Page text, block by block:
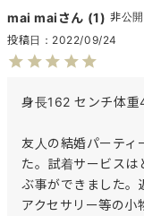
mai mai 1
非公開
投稿日
2022/09/24
身長162 センチ体重
友人の結婚パーティ
た。試着サービスは
ぶ事ができました。
アクセサリー等の